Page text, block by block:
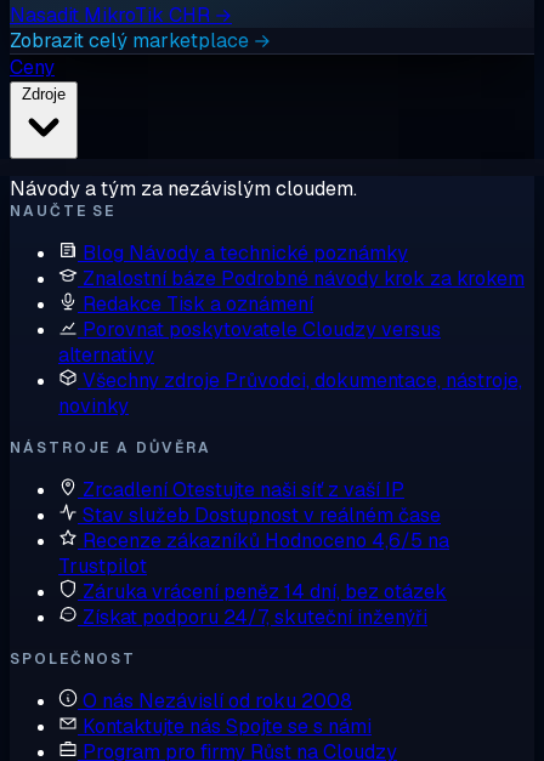
Nasadit MikroTik CHR →
Zobrazit celý marketplace →
Ceny
Návody a tým za nezávislým cloudem.
NAUČTE SE
Blog Návody a technické poznámky
Znalostní báze Podrobné návody krok za krokem
Redakce Tisk a oznámení
Porovnat poskytovateleCloudzy versus
alternativy
Všechny zdroje Průvodci, dokumentace, nástroje,
novinky
NÁSTROJE A DŮVĚRA
ZrcadleníOtestujte naši síť z vaší IP
Stav služeb Dostupnost v reálném čase
Recenze zákazníků Hodnoceno 4,6/5 na
Trustpilot
Záruka vrácení peněz 14 dní, bez otázek
Získat podporu 24/7, skuteční inženýři
SPOLEČNOST
O nás Nezávislí od roku 2008
Kontaktujte nás Spojte se s námi
Program pro firmy Růst na Cloudzy